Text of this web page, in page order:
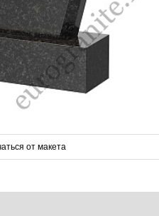
от макета